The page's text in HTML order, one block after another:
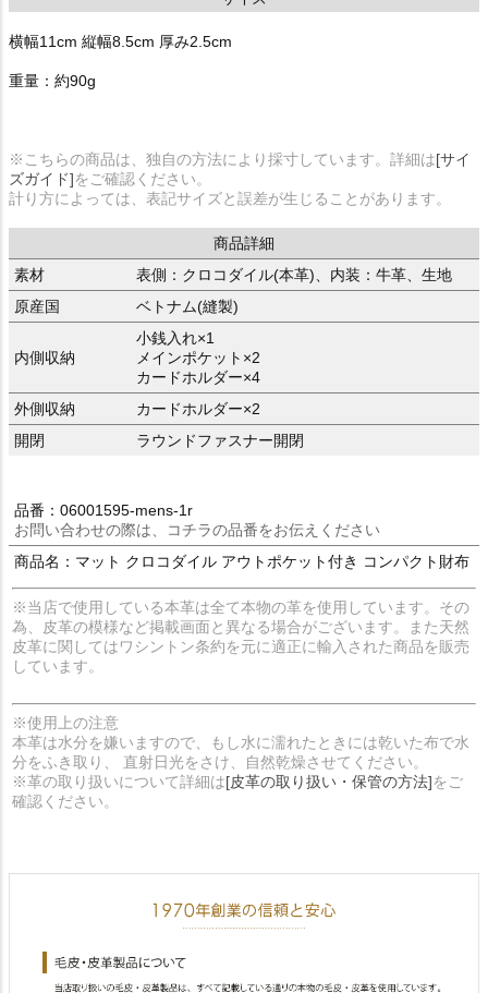
横幅11cm 縦幅8.5cm 厚み2.5cm
重量：約90g
※こちらの商品は、独自の方法により採寸しています。詳細は[サイ
ズガイド]をご確認ください。
計り方によっては、表記サイズと誤差が生じることがあります。
商品詳細
素材
表側：クロコダイル(本革)、内装：牛革、生地
原産国
ベトナム(縫製)
内側収納
小銭入れ×1
メインポケット×2
カードホルダー×4
外側収納
カードホルダー×2
開閉
ラウンドファスナー開閉
品番：06001595-mens-1r
お問い合わせの際は、コチラの品番をお伝えください
商品名：マット クロコダイル アウトポケット付き コンパクト財布
※当店で使用している本革は全て本物の革を使用しています。その
為、皮革の模様など掲載画面と異なる場合がございます。また天然
皮革に関してはワシントン条約を元に適正に輸入された商品を販売
しています。
※使用上の注意
本革は水分を嫌いますので、もし水に濡れたときには乾いた布で水
分をふき取り、 直射日光をさけ、自然乾燥させてください。
※革の取り扱いについて詳細は[皮革の取り扱い・保管の方法]をご
確認ください。